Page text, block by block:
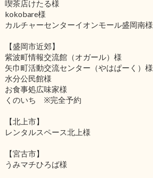
喫茶店けたる様
kokobare様
カルチャーセンターイオンモール盛岡南様
【盛岡市近郊】
紫波町情報交流館（オガール）様
矢巾町活動交流センター（やはぱーく）様
水分公民館様
お食事処広味家様
くのいち ※完全予約
【北上市】
レンタルスペース北上様
【宮古市】
うみマチひろば様